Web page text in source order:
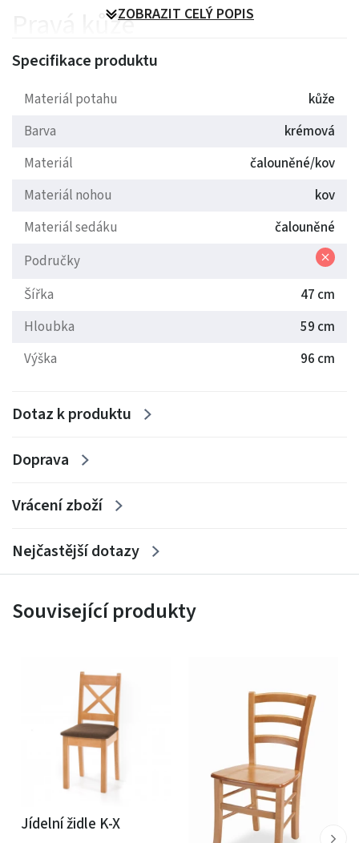
Pravá kůžeZOBRAZIT CELÝ POPIS
Specifikace produktu
Materiál potahu
kůže
Barva
krémová
Materiál
čalouněné/kov
Materiál nohou
kov
Materiál sedáku
čalouněné
Područky
Šířka
47 cm
Hloubka
59 cm
Výška
96 cm
Dotaz k produktu
Doprava
Vrácení zboží
Nejčastější dotazy
Související produkty
Jídelní židle K-X